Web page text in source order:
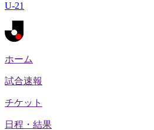
U-21
ホーム
試合速報
チケット
日程・結果